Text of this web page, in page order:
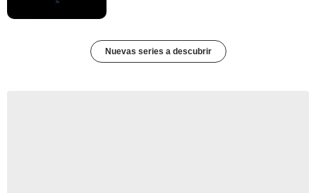
Nuevas series a descubrir